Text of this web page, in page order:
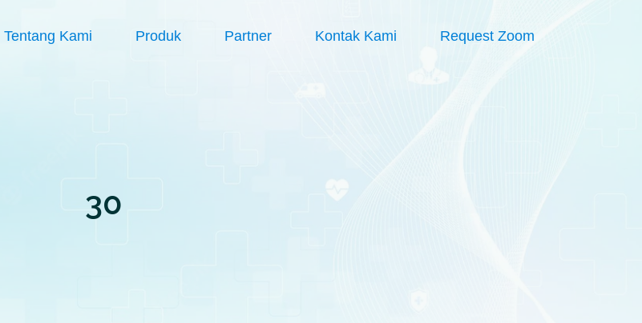
Tentang Kami Produk Partner Kontak Kami Request Zoom
30